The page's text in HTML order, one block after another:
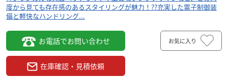
度から見ても存在感のあるスタイリングが魅力！??充実した電子制御装
備と軽快なハンドリング...
お電話でお問い合わせ
在庫確認・見積依頼
お気に入り